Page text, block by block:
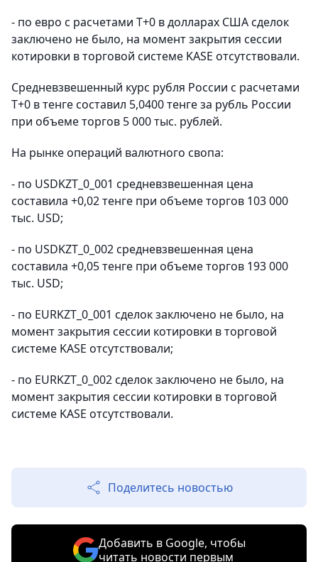
- по евро с расчетами Т+0 в долларах США сделок
заключено не было, на момент закрытия сессии
котировки в торговой системе KASE отсутствовали.
Средневзвешенный курс рубля России с расчетами
T+0 в тенге составил 5,0400 тенге за рубль России
при объеме торгов 5 000 тыс. рублей.
На рынке операций валютного свопа:
- по USDKZT_0_001 средневзвешенная цена
составила +0,02 тенге при объеме торгов 103 000
тыс. USD;
- по USDKZT_0_002 средневзвешенная цена
составила +0,05 тенге при объеме торгов 193 000
тыс. USD;
- по EURKZT_0_001 сделок заключено не было, на
момент закрытия сессии котировки в торговой
системе KASE отсутствовали;
- по EURKZT_0_002 сделок заключено не было, на
момент закрытия сессии котировки в торговой
системе KASE отсутствовали.
Поделитесь новостью
Добавить в Google, чтобы
читать новости первым